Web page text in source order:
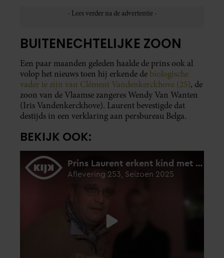
BUITENECHTELIJKE ZOON
Een paar maanden geleden haalde de prins ook al
volop het nieuws toen hij erkende de biologische
vader te zijn van Clément Vandenkerckhove (25), de
zoon van de Vlaamse zangeres Wendy Van Wanten
(Iris Vandenkerckhove). Laurent bevestigde dat
destijds in een verklaring aan persbureau Belga.
BEKIJK OOK: